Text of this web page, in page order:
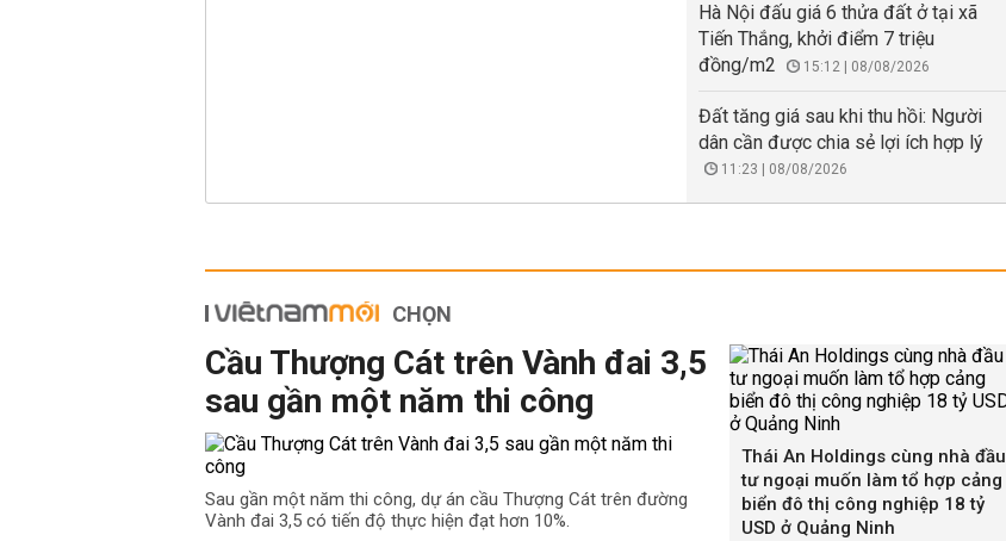
Hà Nội đấu giá 6 thửa đất ở tại xã
Tiến Thắng, khởi điểm 7 triệu
đồng/m2
15:12 | 08/08/2026
Đất tăng giá sau khi thu hồi: Người
dân cần được chia sẻ lợi ích hợp lý
11:23 | 08/08/2026
CHỌN
Cầu Thượng Cát trên Vành đai 3,5
sau gần một năm thi công
Sau gần một năm thi công, dự án cầu Thượng Cát trên đường
Vành đai 3,5 có tiến độ thực hiện đạt hơn 10%.
Thái An Holdings cùng nhà đầu
tư ngoại muốn làm tổ hợp cảng
biển đô thị công nghiệp 18 tỷ
USD ở Quảng Ninh